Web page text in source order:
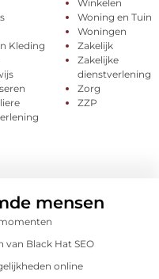
Kleding
Winkelen
Woning en Tuin
Woningen
Zakelijk
Zakelijke
dienstverlening
Zorg
ZZP
mensen
van Black Hat SEO
online